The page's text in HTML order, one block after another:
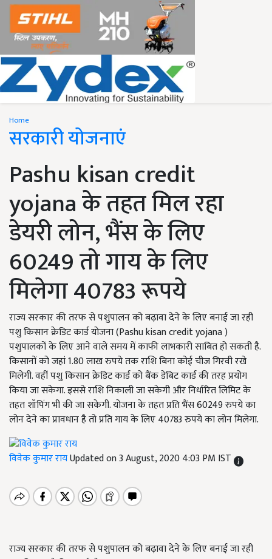
Home
सरकारी योजनाएं
Pashu kisan credit
yojana के तहत मिल रहा
डेयरी लोन, भैंस के लिए
60249 तो गाय के लिए
मिलेगा 40783 रूपये
राज्य सरकार की तरफ से पशुपालन को बढ़ावा देने के लिए बनाई जा रही
पशु किसान क्रेडिट कार्ड योजना (Pashu kisan credit yojana )
पशुपालकों के लिए आने वाले समय में काफी लाभकारी साबित हो सकती है.
किसानों को जहां 1.80 लाख रुपये तक राशि बिना कोई चीज गिरवी रखे
मिलेगी. वहीं पशु किसान क्रेडिट कार्ड को बैंक डेबिट कार्ड की तरह प्रयोग
किया जा सकेगा. इससे राशि निकाली जा सकेगी और निर्धारित लिमिट के
तहत शॉपिंग भी की जा सकेगी. योजना के तहत प्रति भैंस 60249 रुपये का
लोन देने का प्रावधान है तो प्रति गाय के लिए 40783 रुपये का लोन मिलेगा.
विवेक कुमार रायUpdated on 3 August, 2020 4:03 PM IST
राज्य सरकार की तरफ से पशुपालन को बढ़ावा देने के लिए बनाई जा रही